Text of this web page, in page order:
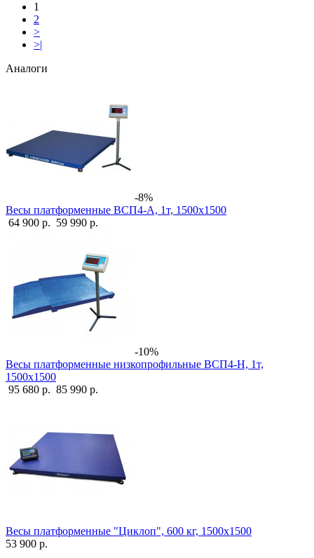
1
2
>
>|
Аналоги
-8%
Весы платформенные ВСП4-А, 1т, 1500х1500
64 900 р. 59 990 р.
-10%
Весы платформенные низкопрофильные ВСП4-Н, 1т,
1500х1500
95 680 р. 85 990 р.
Весы платформенные "Циклоп", 600 кг, 1500х1500
53 900 р.